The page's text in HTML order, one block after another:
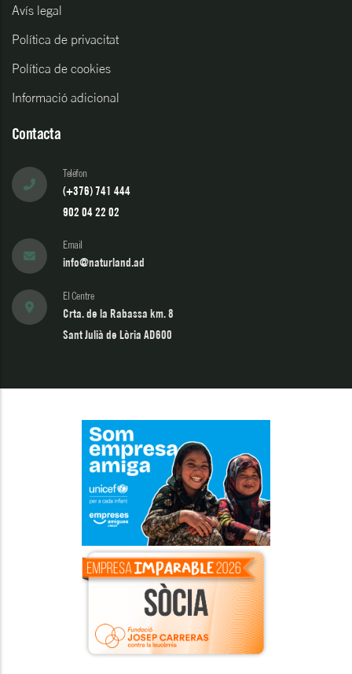
Avís legal
Política de privacitat
Política de cookies
Informació adicional
Contacta
Telèfon
(+376) 741 444
902 04 22 02
Email
info@naturland.ad
El Centre
Crta. de la Rabassa km. 8
Sant Julià de Lòria AD600